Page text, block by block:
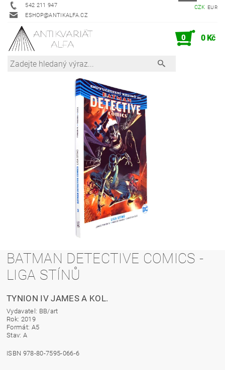
542 211 947
ESHOP@ANTIKALFA.CZ
CZK EUR
0 0 Kč
BATMAN DETECTIVE COMICS -
LIGA STÍNŮ
TYNION IV JAMES A KOL.
Vydavatel: BB/art
Rok: 2019
Formát: A5
Stav: A
ISBN 978-80-7595-066-6